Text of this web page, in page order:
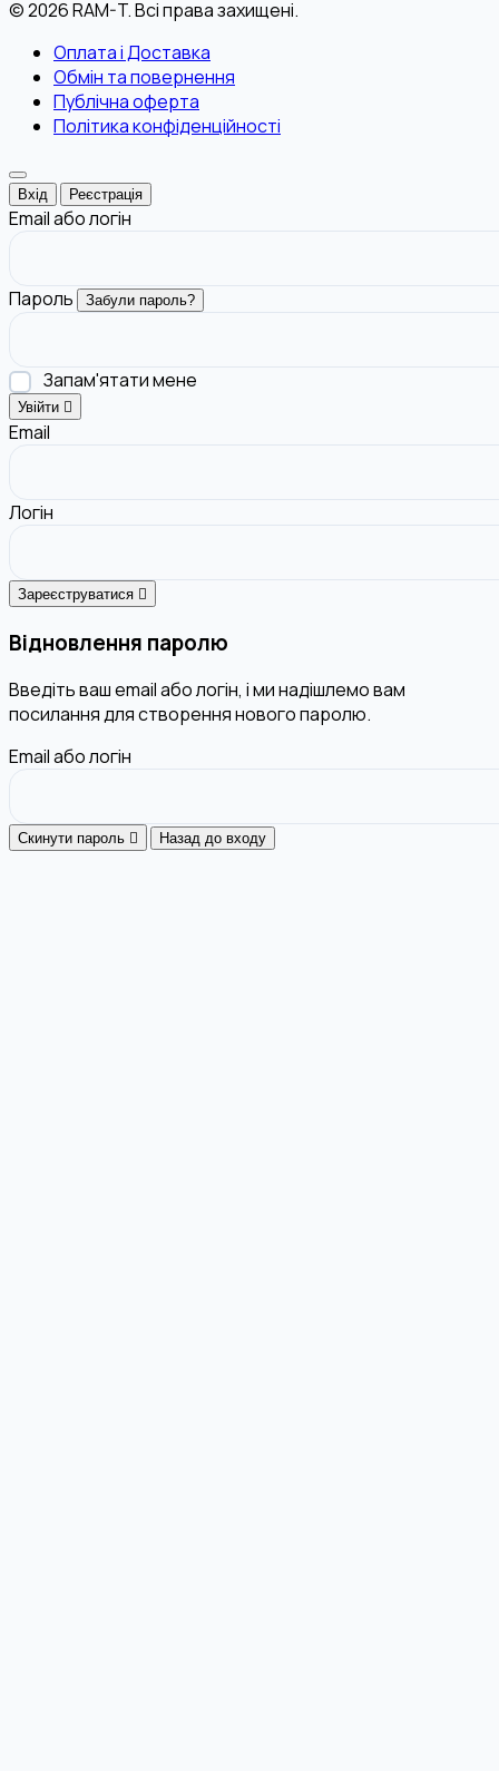
© 2026 RAM-T. Всі права захищені.
Оплата і Доставка
Обмін та повернення
Публічна оферта
Політика конфіденційності
Вхід Реєстрація
Email або логін
Пароль Забули пароль?
Запам'ятати мене
Увійти
Email
Логін
Зареєструватися
Відновлення паролю
Введіть ваш email або логін, і ми надішлемо вам
посилання для створення нового паролю.
Email або логін
Скинути пароль Назад до входу